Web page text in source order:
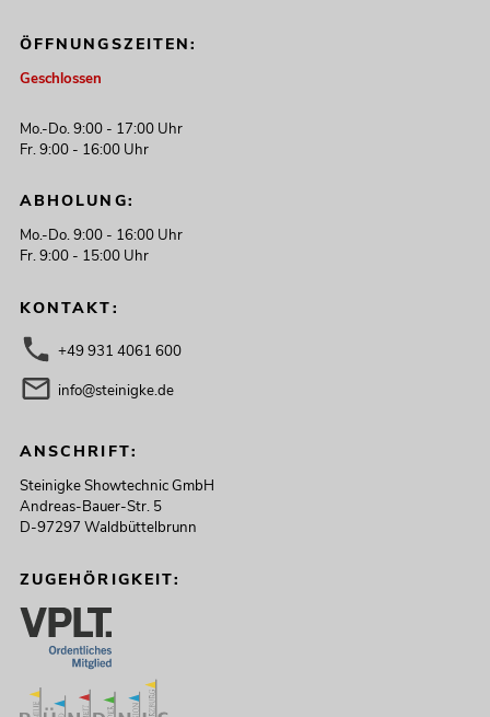
ÖFFNUNGSZEITEN:
Geschlossen
Mo.-Do. 9:00 - 17:00 Uhr
Fr. 9:00 - 16:00 Uhr
ABHOLUNG:
Mo.-Do. 9:00 - 16:00 Uhr
Fr. 9:00 - 15:00 Uhr
KONTAKT:
+49 931 4061 600
info@steinigke.de
ANSCHRIFT:
Steinigke Showtechnic GmbH
Andreas-Bauer-Str. 5
D-97297 Waldbüttelbrunn
ZUGEHÖRIGKEIT: